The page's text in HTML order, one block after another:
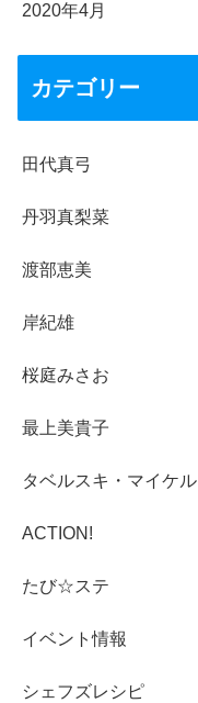
2020年4月
カテゴリー
田代真弓
丹羽真梨菜
渡部恵美
岸紀雄
桜庭みさお
最上美貴子
タベルスキ・マイケル
ACTION!
たび☆ステ
イベント情報
シェフズレシピ